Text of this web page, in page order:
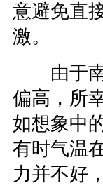
意避免直
激。
由于南
偏高，所
如想象中
有时气温
力并不好